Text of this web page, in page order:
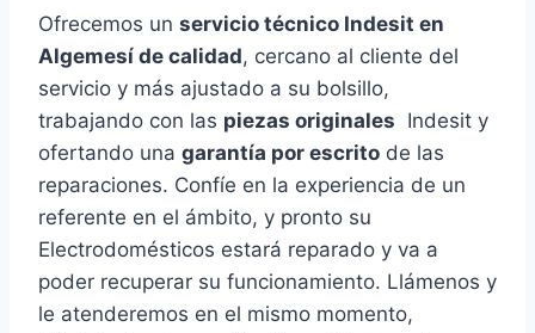
Ofrecemos un servicio técnico Indesit en
Algemesí de calidad, cercano al cliente del
servicio y más ajustado a su bolsillo,
trabajando con las piezas originales Indesit y
ofertando una garantía por escrito de las
reparaciones. Confíe en la experiencia de un
referente en el ámbito, y pronto su
Electrodomésticos estará reparado y va a
poder recuperar su funcionamiento. Llámenos y
le atenderemos en el mismo momento,